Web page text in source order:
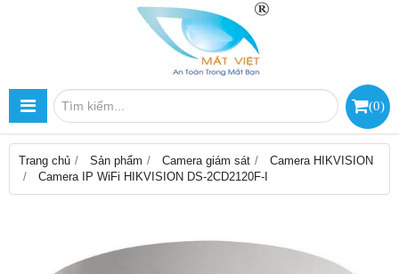
(0)
Trang chủ Sản phẩm Camera giám sát
Camera HIKVISION
Camera IP WiFi HIKVISION DS-2CD2120F-I